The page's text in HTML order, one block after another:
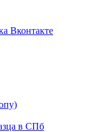
в СПб